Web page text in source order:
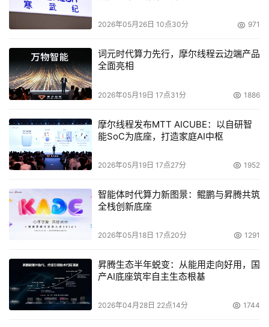
2026年05月26日 10点30分 971
词元时代算力先行，摩尔线程云边端产品
全面亮相
2026年05月19日 17点31分 1886
摩尔线程发布MTT AICUBE：以自研智
能SoC为底座，打造家庭AI中枢
2026年05月19日 17点27分 1952
智能体时代算力新图景：鲲鹏与昇腾共筑
全栈创新底座
2026年05月18日 17点20分 1291
昇腾生态半年蜕变：从能用走向好用，国
产AI底座筑牢自主生态根基
2026年04月28日 22点14分 1744